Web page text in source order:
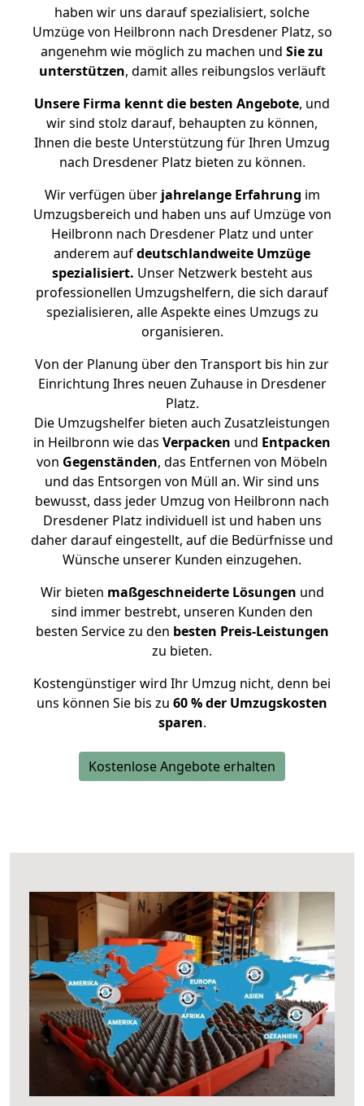
haben wir uns darauf spezialisiert, solche
Umzüge von Heilbronn nach Dresdener Platz, so
angenehm wie möglich zu machen und Sie zu
unterstützen, damit alles reibungslos verläuft
Unsere Firma kennt die besten Angebote, und
wir sind stolz darauf, behaupten zu können,
Ihnen die beste Unterstützung für Ihren Umzug
nach Dresdener Platz bieten zu können.
Wir verfügen überjahrelange Erfahrung im
Umzugsbereich und haben uns auf Umzüge von
Heilbronn nach Dresdener Platz und unter
anderem aufdeutschlandweite Umzüge
spezialisiert. Unser Netzwerk besteht aus
professionellen Umzugshelfern, die sich darauf
spezialisieren, alle Aspekte eines Umzugs zu
organisieren.
Von der Planung über den Transport bis hin zur
Einrichtung Ihres neuen Zuhause in Dresdener
Platz.
Die Umzugshelfer bieten auch Zusatzleistungen
in Heilbronn wie das Verpacken und Entpacken
von Gegenständen, das Entfernen von Möbeln
und das Entsorgen von Müll an. Wir sind uns
bewusst, dass jeder Umzug von Heilbronn nach
Dresdener Platz individuell ist und haben uns
daher darauf eingestellt, auf die Bedürfnisse und
Wünsche unserer Kunden einzugehen.
Wir bieten maßgeschneiderte Lösungen und
sind immer bestrebt, unseren Kunden den
besten Service zu den besten Preis-Leistungen
zu bieten.
Kostengünstiger wird Ihr Umzug nicht, denn bei
uns können Sie bis zu 60 % der Umzugskosten
sparen.
Kostenlose Angebote erhalten